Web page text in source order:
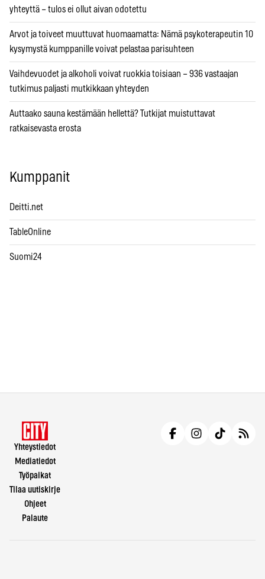
yhteyttä – tulos ei ollut aivan odotettu
Arvot ja toiveet muuttuvat huomaamatta: Nämä psykoterapeutin 10
kysymystä kumppanille voivat pelastaa parisuhteen
Vaihdevuodet ja alkoholi voivat ruokkia toisiaan – 936 vastaajan
tutkimus paljasti mutkikkaan yhteyden
Auttaako sauna kestämään hellettä? Tutkijat muistuttavat
ratkaisevasta erosta
Kumppanit
Deitti.net
TableOnline
Suomi24
Yhteystiedot
Mediatiedot
Työpaikat
Tilaa uutiskirje
Ohjeet
Palaute